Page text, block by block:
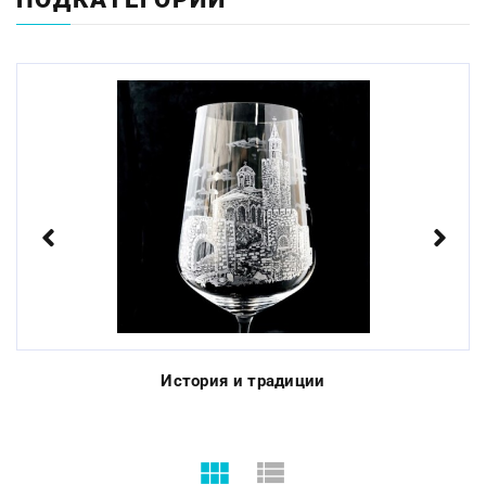
История и традиции